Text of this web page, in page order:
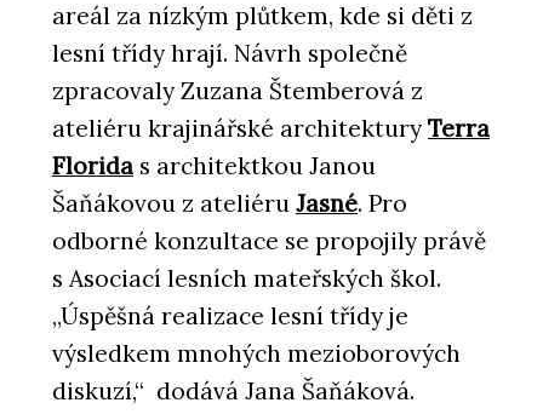
areál za nízkým plůtkem, kde si děti z
lesní třídy hrají. Návrh společně
zpracovaly Zuzana Štemberová z
ateliéru krajinářské architektury Terra
Florida s architektkou Janou
Šaňákovou z ateliéru Jasné. Pro
odborné konzultace se propojily právě
s Asociací lesních mateřských škol.
„Úspěšná realizace lesní třídy je
výsledkem mnohých mezioborových
diskuzí,“ dodává Jana Šaňáková.